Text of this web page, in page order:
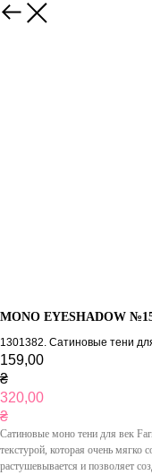
MONO EYESHADOW
1301382. Сатиновые тени
159,00
₴
320,00
₴
Сатиновые моно тени для век
текстурой, которая очень мягко
растушевывается и позволяет